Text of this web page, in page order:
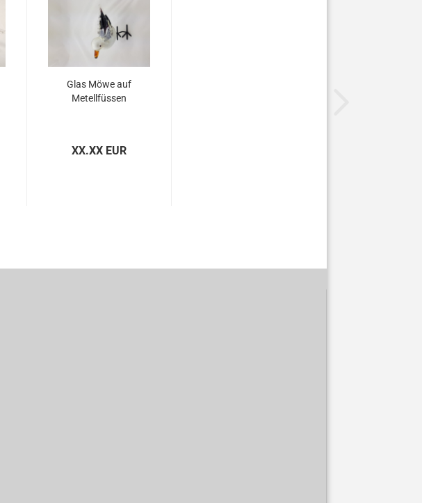
Glas Möwe auf
Metellfüssen
XX.XX EUR